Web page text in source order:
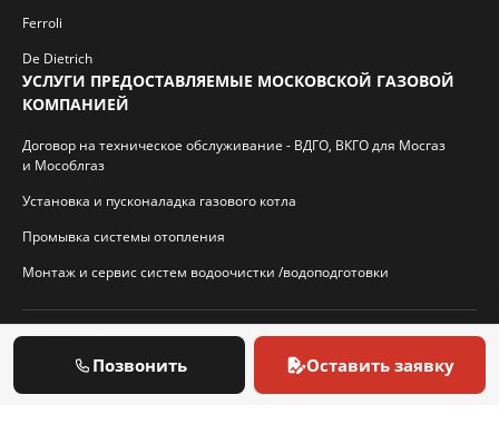
Ferroli
De Dietrich
УСЛУГИ ПРЕДОСТАВЛЯЕМЫЕ МОСКОВСКОЙ ГАЗОВОЙ
КОМПАНИЕЙ
Договор на техническое обслуживание - ВДГО, ВКГО для Мосгаз
и Мособлгаз
Установка и пусконаладка газового котла
Промывка системы отопления
Монтаж и сервис систем водоочистки /водоподготовки
© 2026 И.П. Кротиков С.А. Virtbridge.ru
Позвонить Оставить заявку